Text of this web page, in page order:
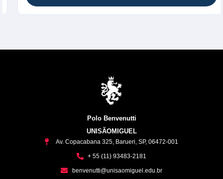
Polo Benvenutti
UNISÃOMIGUEL
Av. Copacabana 325, Barueri, SP, 06472-001
+ 55 (11) 93483-2181
benvenutti@unisaomiguel.edu.br